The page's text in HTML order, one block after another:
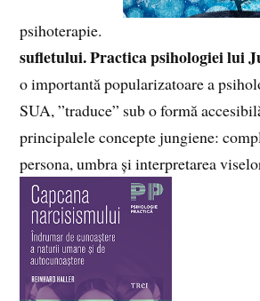
psihoterapie.
sufletului. Practica psihologiei lui
o importantă popularizatoare a
SUA, ”traduce” sub o formă
principalele concepte jungiene:
persona, umbra și interpretarea